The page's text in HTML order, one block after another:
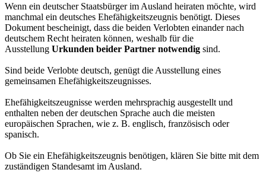
Wenn ein deutscher Staatsbürger im Ausland heiraten möchte, wird
manchmal ein deutsches Ehefähigkeitszeugnis benötigt. Dieses
Dokument bescheinigt, dass die beiden Verlobten einander nach
deutschem Recht heiraten können, weshalb für die
Ausstellung Urkunden beider Partner notwendig sind.
Sind beide Verlobte deutsch, genügt die Ausstellung eines
gemeinsamen Ehefähigkeitszeugnisses.
Ehefähigkeitszeugnisse werden mehrsprachig ausgestellt und
enthalten neben der deutschen Sprache auch die meisten
europäischen Sprachen, wie z. B. englisch, französisch oder
spanisch.
Ob Sie ein Ehefähigkeitszeugnis benötigen, klären Sie bitte mit dem
zuständigen Standesamt im Ausland.